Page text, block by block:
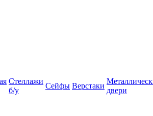
Стеллажи
б/у
Сейфы Верстаки
двери